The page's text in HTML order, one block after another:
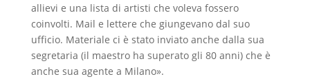
allievi e una lista di artisti che voleva fossero
coinvolti. Mail e lettere che giungevano dal suo
ufficio. Materiale ci è stato inviato anche dalla sua
segretaria (il maestro ha superato gli 80 anni) che è
anche sua agente a Milano».